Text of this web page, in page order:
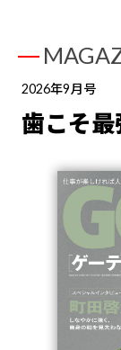
2026年9月号
歯こそ